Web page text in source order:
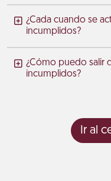
¿Cada cuando se
incumplidos?
¿Cómo puedo salir
incumplidos?
Ir al